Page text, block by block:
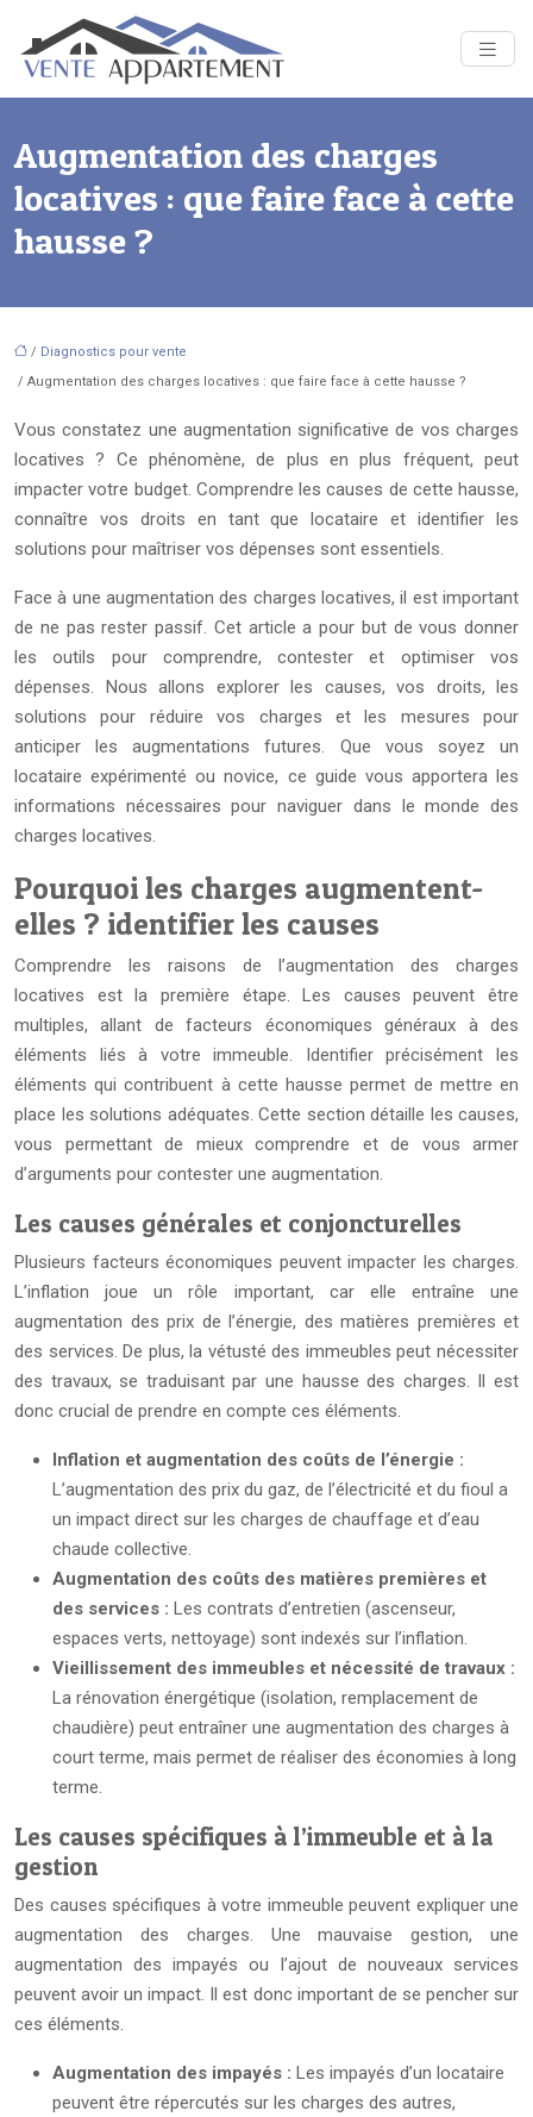
Augmentation des charges
locatives : que faire face à cette
hausse ?
/ Diagnostics pour vente
/ Augmentation des charges locatives : que faire face à cette hausse ?
Vous constatez une augmentation significative de vos charges
locatives ? Ce phénomène, de plus en plus fréquent, peut
impacter votre budget. Comprendre les causes de cette hausse,
connaître vos droits en tant que locataire et identifier les
solutions pour maîtriser vos dépenses sont essentiels.
Face à une augmentation des charges locatives, il est important
de ne pas rester passif. Cet article a pour but de vous donner
les outils pour comprendre, contester et optimiser vos
dépenses. Nous allons explorer les causes, vos droits, les
solutions pour réduire vos charges et les mesures pour
anticiper les augmentations futures. Que vous soyez un
locataire expérimenté ou novice, ce guide vous apportera les
informations nécessaires pour naviguer dans le monde des
charges locatives.
Pourquoi les charges augmentent-
elles ? identifier les causes
Comprendre les raisons de l’augmentation des charges
locatives est la première étape. Les causes peuvent être
multiples, allant de facteurs économiques généraux à des
éléments liés à votre immeuble. Identifier précisément les
éléments qui contribuent à cette hausse permet de mettre en
place les solutions adéquates. Cette section détaille les causes,
vous permettant de mieux comprendre et de vous armer
d’arguments pour contester une augmentation.
Les causes générales et conjoncturelles
Plusieurs facteurs économiques peuvent impacter les charges.
L’inflation joue un rôle important, car elle entraîne une
augmentation des prix de l’énergie, des matières premières et
des services. De plus, la vétusté des immeubles peut nécessiter
des travaux, se traduisant par une hausse des charges. Il est
donc crucial de prendre en compte ces éléments.
Inflation et augmentation des coûts de l’énergie :
L’augmentation des prix du gaz, de l’électricité et du fioul a
un impact direct sur les charges de chauffage et d’eau
chaude collective.
Augmentation des coûts des matières premières et
des services : Les contrats d’entretien (ascenseur,
espaces verts, nettoyage) sont indexés sur l’inflation.
Vieillissement des immeubles et nécessité de travaux :
La rénovation énergétique (isolation, remplacement de
chaudière) peut entraîner une augmentation des charges à
court terme, mais permet de réaliser des économies à long
terme.
Les causes spécifiques à l’immeuble et à la
gestion
Des causes spécifiques à votre immeuble peuvent expliquer une
augmentation des charges. Une mauvaise gestion, une
augmentation des impayés ou l’ajout de nouveaux services
peuvent avoir un impact. Il est donc important de se pencher sur
ces éléments.
Augmentation des impayés : Les impayés d’un locataire
peuvent être répercutés sur les charges des autres,